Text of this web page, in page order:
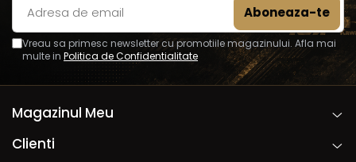
Vreau sa primesc newsletter cu promotiile magazinului. Afla mai
multe in Politica de Confidentialitate
Magazinul Meu
Clienti